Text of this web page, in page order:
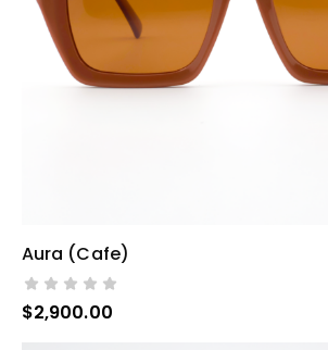
Aura (cafe)
$2,900.00